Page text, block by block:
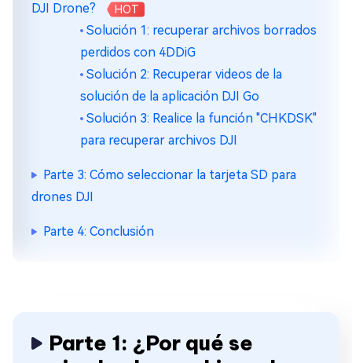
DJI Drone?
HOT
Solución 1: recuperar archivos borrados
perdidos con 4DDiG
Solución 2: Recuperar videos de la
solución de la aplicación DJI Go
Solución 3: Realice la función "CHKDSK"
para recuperar archivos DJI
Parte 3: Cómo seleccionar la tarjeta SD para
drones DJI
Parte 4: Conclusión
Parte 1: ¿Por qué se